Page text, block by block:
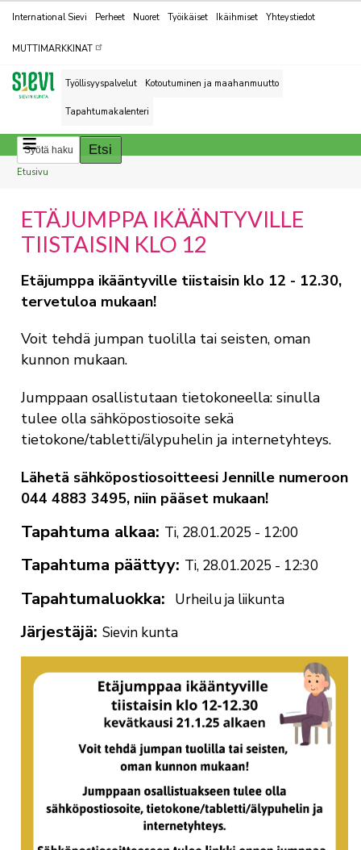
Kohderyhmät
International Sievi Perheet Nuoret Työikäiset Ikäihmiset Yhteystiedot
MUTTIMARKKINAT
Työllisyyspalvelut Kotoutuminen ja maahanmuutto
Tapahtumakalenteri
Breadcrumbs
You
here:
Etusivu
ETÄJUMPPA IKÄÄNTYVILLE
TIISTAISIN KLO 12
Etäjumppa ikääntyville tiistaisin klo 12 - 12.30,
tervetuloa mukaan!
Voit tehdä jumpan tuolilla tai seisten, oman
kunnon mukaan.
Jumppaan osallistutaan tietokoneella: sinulla
tulee olla sähköpostiosoite sekä
tietokone/tabletti/älypuhelin ja internetyhteys.
Lähetä sähköpostiosoitteesi Jennille numeroon
044 4883 3495, niin pääset mukaan!
Tapahtuma alkaa Ti, 28.01.2025 - 12:00
Tapahtuma päättyy Ti, 28.01.2025 - 12:30
Tapahtumaluokka Urheilu ja liikunta
Järjestäjä Sievin kunta